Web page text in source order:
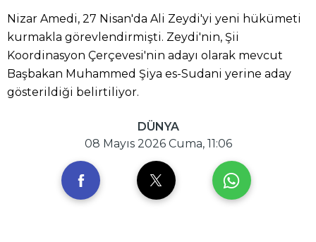
Nizar Amedi, 27 Nisan'da Ali Zeydi'yi yeni hükümeti
kurmakla görevlendirmişti. Zeydi'nin, Şii
Koordinasyon Çerçevesi'nin adayı olarak mevcut
Başbakan Muhammed Şiya es-Sudani yerine aday
gösterildiği belirtiliyor.
DÜNYA
08 Mayıs 2026 Cuma, 11:06